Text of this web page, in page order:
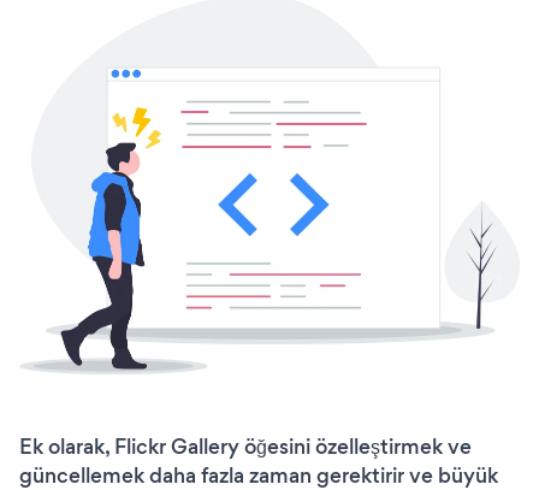
Ek olarak, Flickr Gallery öğesini özelleştirmek ve
güncellemek daha fazla zaman gerektirir ve büyük